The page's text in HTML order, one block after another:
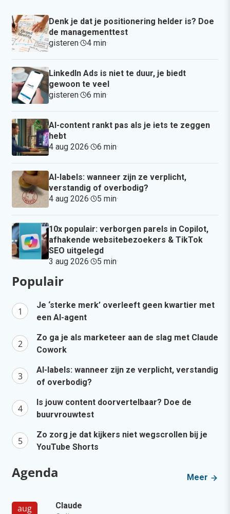
Denk je dat je positionering helder is? Doe
de managementtest
gisteren· 4 min·
LinkedIn Ads is niet te duur, je biedt
gewoon te veel
gisteren· 6 min·
AI-content rankt pas als je iets te zeggen
hebt
4 aug 2026· 6 min·
AI-labels: wanneer zijn ze verplicht,
verstandig of overbodig?
4 aug 2026· 5 min·
10x populair: verborgen parels in Copilot,
afhakende websitebezoekers & TikTok
SEO uitgelegd
3 aug 2026· 5 min·
Populair
Je ‘sterke merk’ overleeft geen kwartier met
een AI-agent
Zo ga je als marketeer aan de slag met Claude
Cowork
AI-labels: wanneer zijn ze verplicht, verstandig
of overbodig?
Is jouw content doorvertelbaar? Doe de
buurvrouwtest
Zo zorg je dat kijkers niet wegscrollen bij je
YouTube Shorts
Agenda Meer
aug
Claude